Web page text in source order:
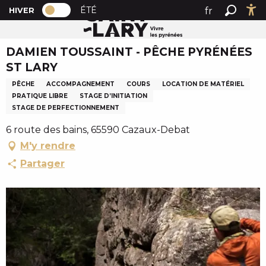
A
l
e
r
a
u
c
o
n
t
e
u
p
n
PAGE D’ACCUEIL ACTUELLE HIVER : PASSER EN MODE
HIVER PAGE D’ACCUEIL ACTUELLE HIVER :
ÉTÉ
fr
es
Accueil DAMIEN TOUSSAINT - PÊCHE PYRÉNÉES ST LARY
DAMIEN TOUSSAINT - PÊCHE PYRÉNÉES
ST LARY
PÊCHE ACCOMPAGNEMENT COURS
LOCATION DE MATÉRIEL
PRATIQUE LIBRE
STAGE D’INITIATION
STAGE DE PERFECTIONNEMENT
6 route des bains, 65590 Cazaux-Debat
M'y rendre
Partager